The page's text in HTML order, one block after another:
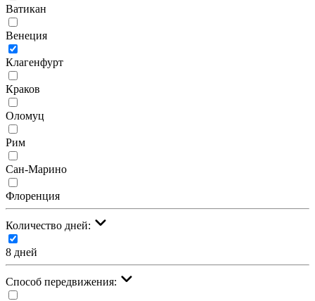
Ватикан
Венеция
Клагенфурт
Краков
Оломуц
Рим
Сан-Марино
Флоренция
Количество дней:
8 дней
Cпособ передвижения: